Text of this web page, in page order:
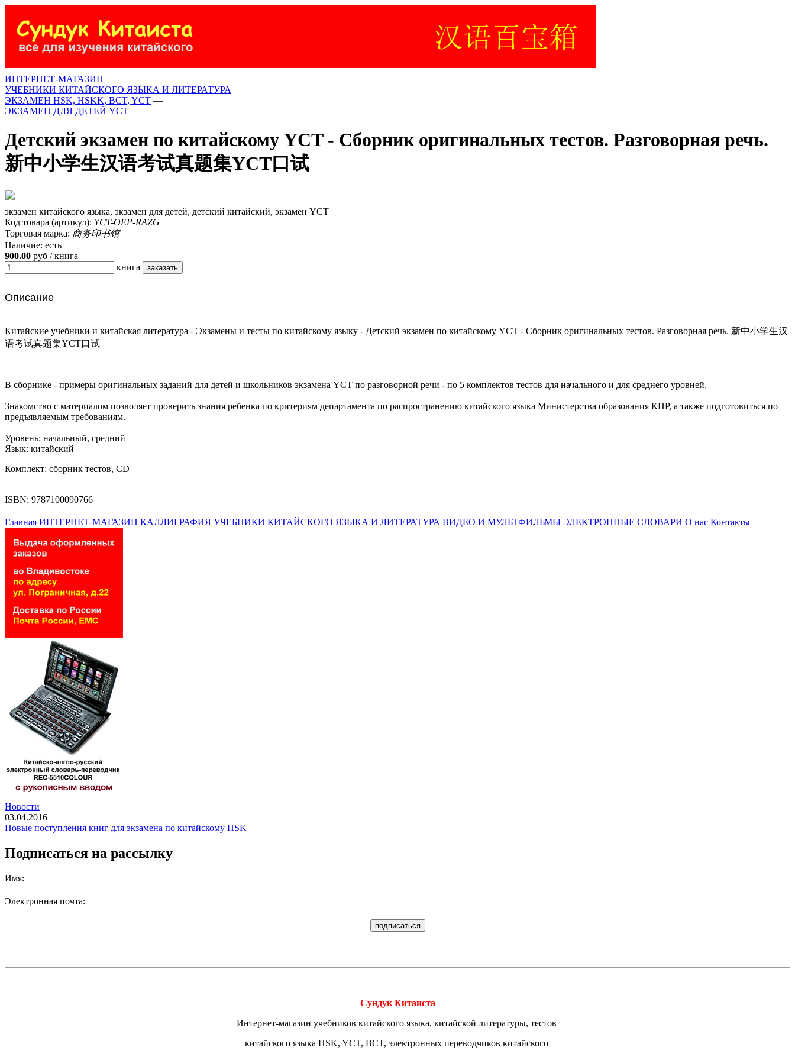
ИНТЕРНЕТ-МАГАЗИН —
УЧЕБНИКИ КИТАЙСКОГО ЯЗЫКА И ЛИТЕРАТУРА —
ЭКЗАМЕН HSK, HSKK, BCT, YCT —
ЭКЗАМЕН ДЛЯ ДЕТЕЙ YCT
Детский экзамен по китайскому YCT - Сборник оригинальных тестов. Разговорная речь.
新中小学生汉语考试真题集YCT口试
экзамен китайского языка, экзамен для детей, детский китайский, экзамен YCT
Код товара (артикул): YCT-OEP-RAZG
Торговая марка: 商务印书馆
Наличие: есть
900.00 руб / книга
книга
Описание
Китайские учебники и китайская литература - Экзамены и тесты по китайскому языку - Детский экзамен по китайскому YCT - Сборник оригинальных тестов. Разговорная речь. 新中小学生汉
语考试真题集YCT口试
В сборнике - примеры оригинальных заданий для детей и школьников экзамена YCT по разговорной речи - по 5 комплектов тестов для начального и для среднего уровней.
Знакомство с материалом позволяет проверить знания ребенка по критериям департамента по распространению китайского языка Министерства образования КНР, а также подготовиться по
предъявляемым требованиям.
Уровень: начальный, средний
Язык: китайский
Комплект: сборник тестов, CD
ISBN: 9787100090766
Главная ИНТЕРНЕТ-МАГАЗИН КАЛЛИГРАФИЯ УЧЕБНИКИ КИТАЙСКОГО ЯЗЫКА И ЛИТЕРАТУРА ВИДЕО И МУЛЬТФИЛЬМЫ ЭЛЕКТРОННЫЕ СЛОВАРИ О нас Контакты
Новости
03.04.2016
Новые поступления книг для экзамена по китайскому HSK
Подписаться на рассылку
Имя:
Электронная почта:
Сундук Китаиста
Интернет-магазин учебников китайского языка, китайской литературы, тестов
китайского языка HSK, YCT, BCT, электронных переводчиков китайского